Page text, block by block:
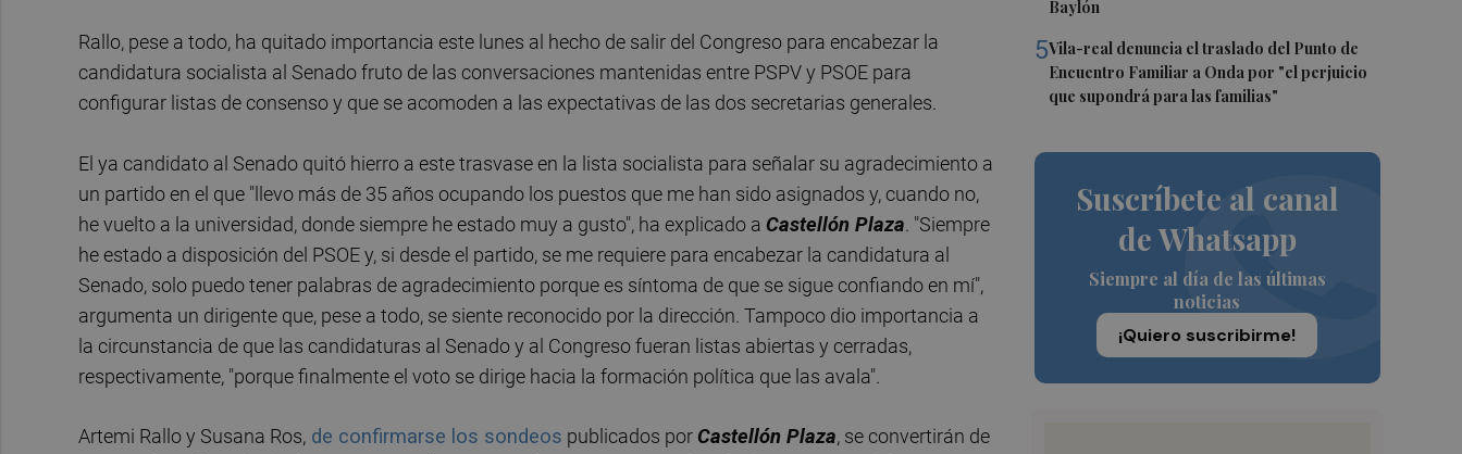
Baylón
5Vila-real denuncia el traslado del Punto de
Encuentro Familiar a Onda por "el perjuicio
que supondrá para las familias"
Suscríbete al canal
de Whatsapp
Siempre al día de las últimas
noticias
¡Quiero suscribirme!
Rallo, pese a todo, ha quitado importancia este lunes al hecho de salir del Congreso para encabezar la
candidatura socialista al Senado fruto de las conversaciones mantenidas entre PSPV y PSOE para
configurar listas de consenso y que se acomoden a las expectativas de las dos secretarias generales.
El ya candidato al Senado quitó hierro a este trasvase en la lista socialista para señalar su agradecimiento a
un partido en el que "llevo más de 35 años ocupando los puestos que me han sido asignados y, cuando no,
he vuelto a la universidad, donde siempre he estado muy a gusto", ha explicado a Castellón Plaza. "Siempre
he estado a disposición del PSOE y, si desde el partido, se me requiere para encabezar la candidatura al
Senado, solo puedo tener palabras de agradecimiento porque es síntoma de que se sigue confiando en mí",
argumenta un dirigente que, pese a todo, se siente reconocido por la dirección. Tampoco dio importancia a
la circunstancia de que las candidaturas al Senado y al Congreso fueran listas abiertas y cerradas,
respectivamente, "porque finalmente el voto se dirige hacia la formación política que las avala".
Artemi Rallo y Susana Ros, de confirmarse los sondeos publicados por Castellón Plaza, se convertirán de